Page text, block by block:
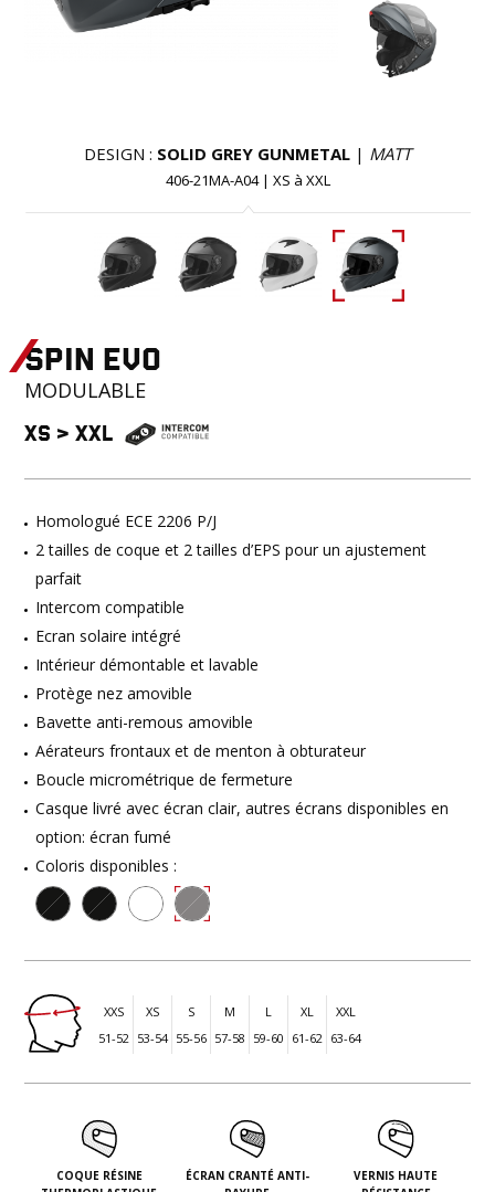
DESIGN : SOLID GREY GUNMETAL | MATT
406-21MA-A04| XS à XXL
SPIN EVO
MODULABLE
XS >XXL
Homologué ECE 2206 P/J
2 tailles de coque et 2 tailles d’EPS pour un ajustement
parfait
Intercom compatible
Ecran solaire intégré
Intérieur démontable et lavable
Protège nez amovible
Bavette anti-remous amovible
Aérateurs frontaux et de menton à obturateur
Boucle micrométrique de fermeture
Casque livré avec écran clair, autres écrans disponibles en
option: écran fumé
Coloris disponibles :
XXS
51-52
XS
53-54
S
55-56
M
57-58
L
59-60
XL
61-62
XXL
63-64
COQUE RÉSINE
ÉCRAN CRANTÉ ANTI-
VERNIS HAUTE